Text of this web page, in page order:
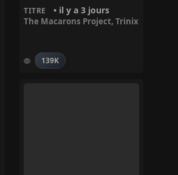
TITRE • il y a 3 jours
The Macarons Project, Trinix
139K